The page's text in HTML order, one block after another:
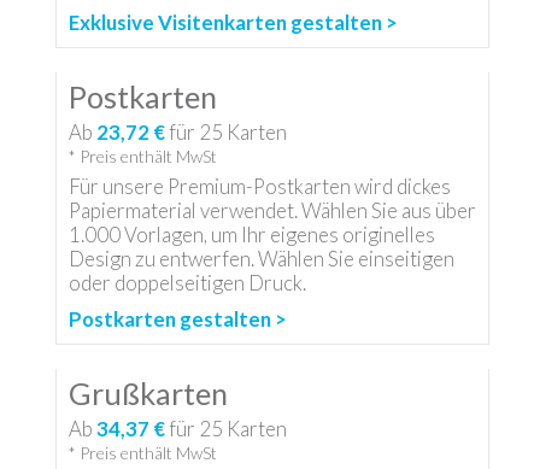
Exklusive Visitenkarten gestalten >
Postkarten
Ab 23,72 €für 25 Karten
* Preis enthält MwSt
Für unsere Premium-Postkarten wird dickes
Papiermaterial verwendet. Wählen Sie aus über
1.000 Vorlagen, um Ihr eigenes originelles
Design zu entwerfen. Wählen Sie einseitigen
oder doppelseitigen Druck.
Postkarten gestalten >
Grußkarten
Ab34,37 €für 25 Karten
* Preis enthält MwSt